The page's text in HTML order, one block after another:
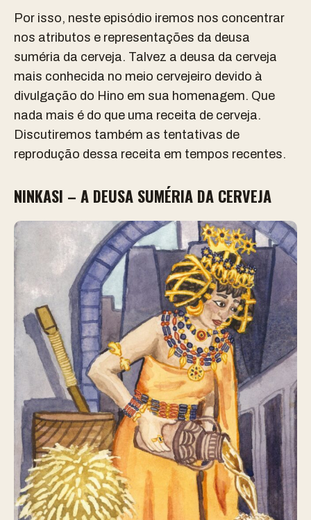
Por isso, neste episódio iremos nos concentrar
nos atributos e representações da deusa
suméria da cerveja. Talvez a deusa da cerveja
mais conhecida no meio cervejeiro devido à
divulgação do Hino em sua homenagem. Que
nada mais é do que uma receita de cerveja.
Discutiremos também as tentativas de
reprodução dessa receita em tempos recentes.
NINKASI – A DEUSA SUMÉRIA DA CERVEJA